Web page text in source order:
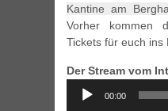
Kantine am
Vorher kommen
Tickets für euch ins
Der Stream vom
Audio
Player
00:00